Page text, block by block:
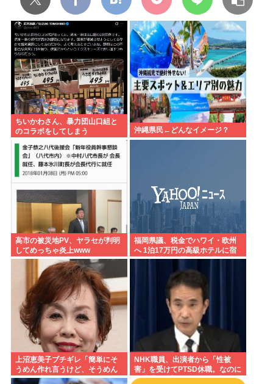
ちいかわさん、暴力団山口組と
のコラボをしてしまう
沖縄県民←どんなイメージ？
高市の被災地PV、ヤラセが判明
してめっちゃ炎上www
福岡県議、税金でハワイ・欧州
へ 1泊17万円の高級ホテルに宿
泊 日本全国で横行する「海外視
察」という名の公費豪遊
上沼恵美子ブチギレ「簡単にそ
うめん作れ言うけど、そうめん
作りて地獄なんよ 」
NHK職員、出演者から「性被
害」を受けてPTSD休職。なのに
復職時の希望すら3年間無視さ